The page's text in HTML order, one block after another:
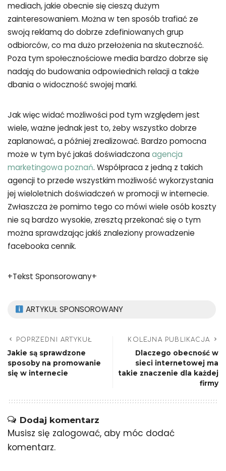
mediach, jakie obecnie się cieszą dużym
zainteresowaniem. Można w ten sposób trafiać ze
swoją reklamą do dobrze zdefiniowanych grup
odbiorców, co ma dużo przełożenia na skuteczność.
Poza tym społecznościowe media bardzo dobrze się
nadają do budowania odpowiednich relacji a także
dbania o widoczność swojej marki.
Jak więc widać możliwości pod tym względem jest
wiele, ważne jednak jest to, żeby wszystko dobrze
zaplanować, a później zrealizować. Bardzo pomocna
może w tym być jakaś doświadczonaagencja
marketingowa poznań. Współpraca z jedną z takich
agencji to przede wszystkim możliwość wykorzystania
jej wieloletnich doświadczeń w promocji w internecie.
Zwłaszcza że pomimo tego co mówi wiele osób koszty
nie są bardzo wysokie, zresztą przekonać się o tym
można sprawdzając jakiś znaleziony prowadzenie
facebooka cennik.
+Tekst Sponsorowany+
ARTYKUŁ SPONSOROWANY
POPRZEDNI ARTYKUŁ
Jakie są sprawdzone
sposoby na promowanie
się w internecie
KOLEJNA PUBLIKACJA
Dlaczego obecność w
sieci internetowej ma
takie znaczenie dla każdej
firmy
Dodaj komentarz
Musisz się zalogować, aby móc dodać
komentarz.